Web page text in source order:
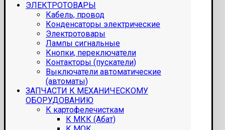
ЭЛЕКТРОТОВАРЫ
Кабель, провод
Конденсаторы электрические
Электротовары
Лампы сигнальные
Кнопки, переключатели
Контакторы (пускатели)
Выключатели автоматические
(автоматы)
ЗАПЧАСТИ К МЕХАНИЧЕСКОМУ
ОБОРУДОВАНИЮ
К картофелечисткам
К МКК (Абат)